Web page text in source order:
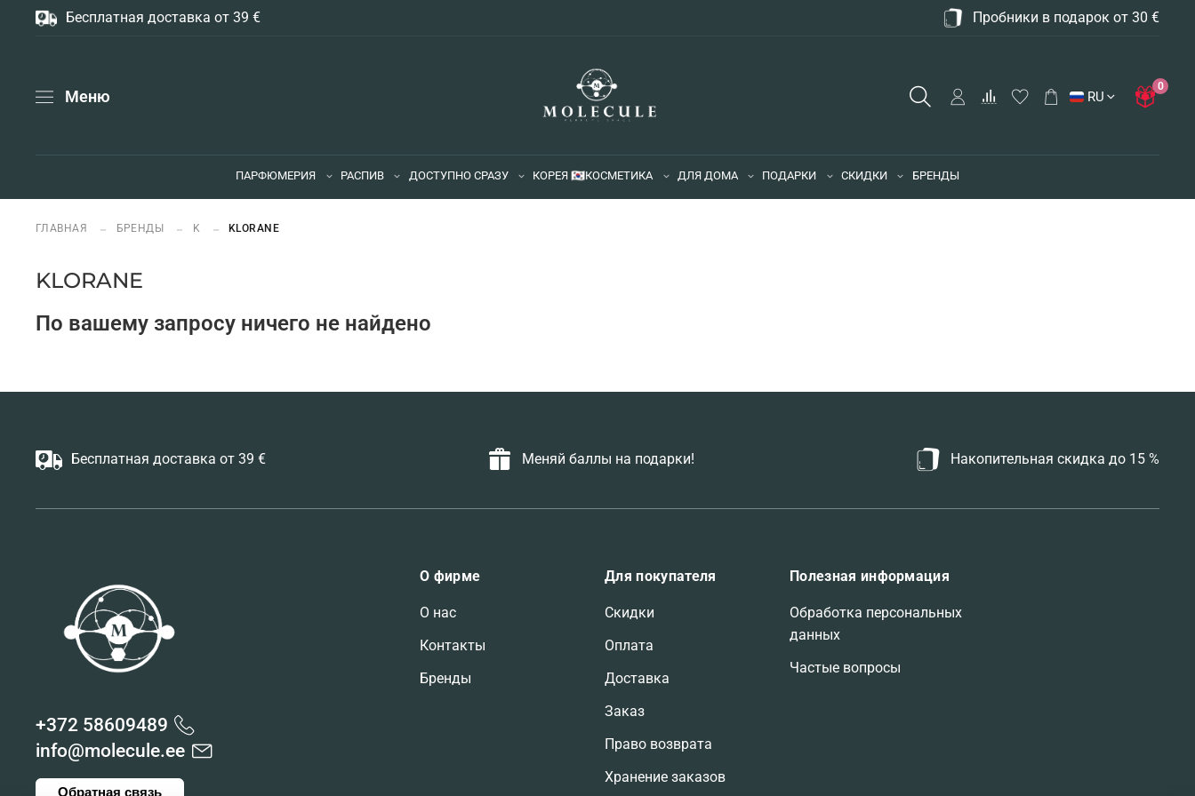
Бесплатная доставка от 39 € Пробники в подарок от 30 €
Меню RU
0
ПАРФЮМЕРИЯ РАСПИВ ДОСТУПНО СРАЗУ КОРЕЯ 🇰🇷КОСМЕТИКА ДЛЯ ДОМА ПОДАРКИ СКИДКИ БРЕНДЫ
ГЛАВНАЯ БРЕНДЫ K KLORANE
KLORANE
По вашему запросу ничего не найдено
Бесплатная доставка от 39 € Меняй баллы на подарки! Накопительная скидка до 15 %
О фирме
О нас
Контакты
Бренды
Для покупателя
Скидки
Оплата
Доставка
Заказ
Право возврата
Хранение заказов
Полезная информация
Обработка персональных
данных
Частые вопросы
+372 58609489
info@molecule.ee
Обратная связь